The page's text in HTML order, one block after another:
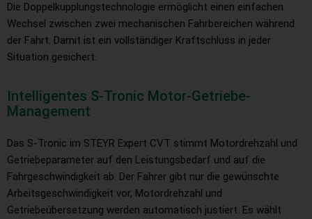
Die Doppelkupplungstechnologie ermöglicht einen einfachen
Wechsel zwischen zwei mechanischen Fahrbereichen während
der Fahrt. Damit ist ein vollständiger Kraftschluss in jeder
Situation gesichert.
Intelligentes S-Tronic Motor-Getriebe-
Management
Das S-Tronic im STEYR Expert CVT stimmt Motordrehzahl und
Getriebeparameter auf den Leistungsbedarf und auf die
Fahrgeschwindigkeit ab. Der Fahrer gibt nur die gewünschte
Arbeitsgeschwindigkeit vor, Motordrehzahl und
Getriebeübersetzung werden automatisch justiert. Es wählt